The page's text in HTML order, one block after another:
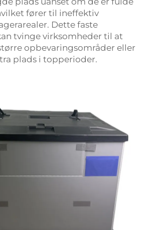
fører til ineffektiv
Dette faste
tvinge virksomheder til at
opbevaringsområder eller
plads i topperioder.